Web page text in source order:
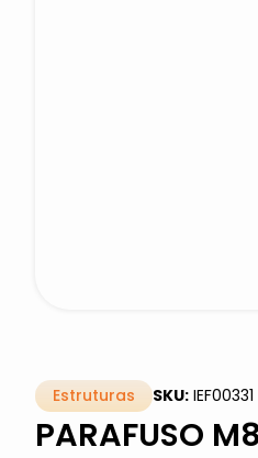
Estruturas SKU: IEF00331
PARAFUSO